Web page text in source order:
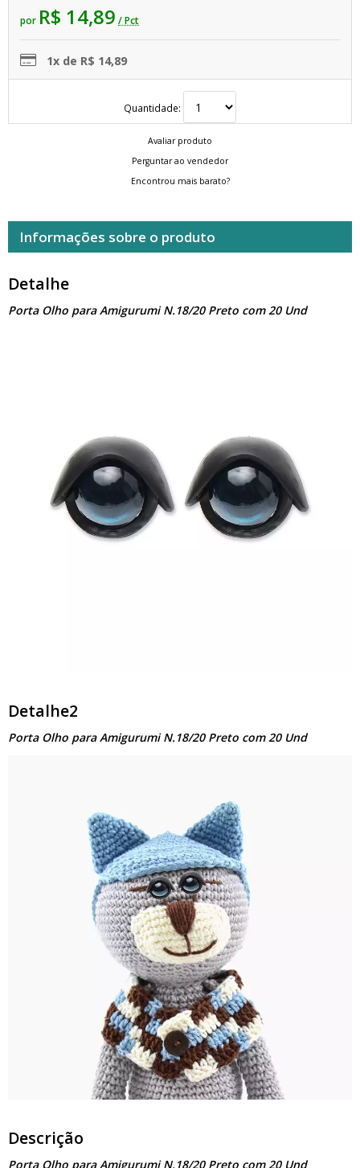
por R$ 14,89 / Pct
1x de R$ 14,89
Quantidade:
Avaliar produto
Perguntar ao vendedor
Encontrou mais barato?
Informações sobre o produto
Detalhe
Porta Olho para Amigurumi N.18/20 Preto com 20 Und
Detalhe2
Porta Olho para Amigurumi N.18/20 Preto com 20 Und
Descrição
Porta Olho para Amigurumi N.18/20 Preto com 20 Und